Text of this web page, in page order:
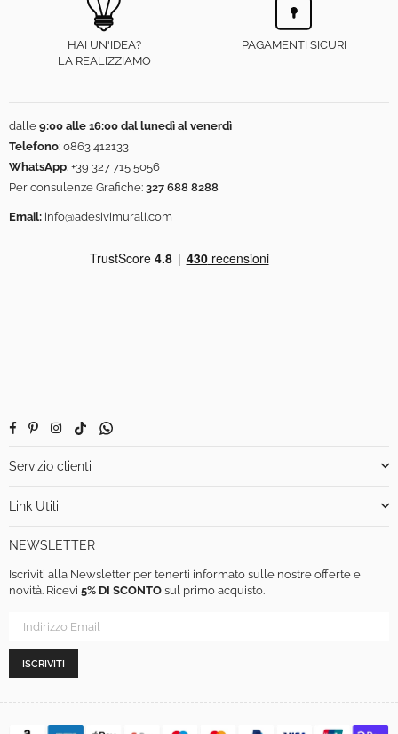
HAI UN'IDEA?
LA REALIZZIAMO
PAGAMENTI SICURI
dalle 9:00 alle 16:00 dal lunedì al venerdì
Telefono: 0863 412133
WhatsApp: +39 327 715 5056
Per consulenze Grafiche: 327 688 8288
Email: info@adesivimurali.com
FacebookPinterestInstagram
TikTokWhatsapp
Servizio clienti
Link Utili
NEWSLETTER
Iscriviti alla Newsletter per tenerti informato sulle nostre offerte e
novità. Ricevi 5% DI SCONTO sul primo acquisto.
ISCRIVITI